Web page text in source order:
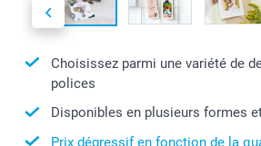
Choisissez parmi une variété de
polices
Disponibles en plusieurs formes
Prix dégressif en fonction de la